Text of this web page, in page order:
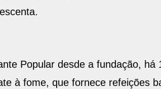
Popular desde a fundação, há
à fome, que fornece refeições